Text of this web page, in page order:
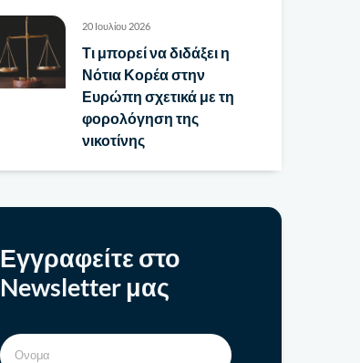
20 Ιουλίου 2026
Τι μπορεί να διδάξει η
Νότια Κορέα στην
Ευρώπη σχετικά με τη
φορολόγηση της
νικοτίνης
Εγγραφείτε στο
Newsletter μας